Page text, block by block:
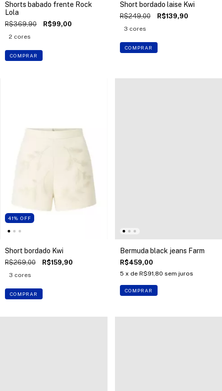
Shorts babado frente Rock
Lola
R$369,90 R$99,00
2 cores
COMPRAR
Short bordado laise Kwi
R$249,00 R$139,90
3 cores
COMPRAR
41% OFF
Short bordado Kwi
R$269,00 R$159,90
3 cores
COMPRAR
Bermuda black jeans Farm
R$459,00
5 x de R$91,80 sem juros
COMPRAR